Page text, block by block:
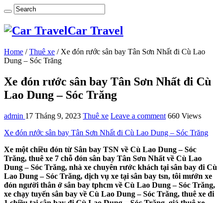
Car Travel
Home / Thuê xe / Xe đón rước sân bay Tân Sơn Nhất đi Cù Lao
Dung – Sóc Trăng
Xe đón rước sân bay Tân Sơn Nhất đi Cù
Lao Dung – Sóc Trăng
admin 17 Tháng 9, 2023 Thuê xe Leave a comment 660 Views
Xe đón rước sân bay Tân Sơn Nhất đi Cù Lao Dung – Sóc Trăng
Xe một chiều đón từ Sân bay TSN về Cù Lao Dung – Sóc
Trăng, thuê xe 7 chỗ đón sân bay Tân Sơn Nhất về Cù Lao
Dung – Sóc Trăng, nhà xe chuyên rước khách tại sân bay đi Cù
Lao Dung – Sóc Trăng, dịch vụ xe tại sân bay tsn, tôi mướn xe
đón người thân ở sân bay tphcm về Cù Lao Dung – Sóc Trăng,
xe chạy tuyến sân bay về Cù Lao Dung – Sóc Trăng, thuê xe đi